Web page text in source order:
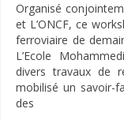
Organisé
et L’ONCF, ce
ferroviaire de
L’Ecole
divers travaux de
mobilisé un savoir-
des